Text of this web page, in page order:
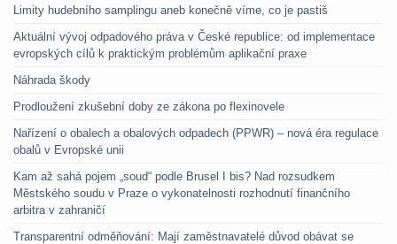
Limity hudebního samplingu aneb konečně víme, co je pastiš
Aktuální vývoj odpadového práva v České republice: od implementace
evropských cílů k praktickým problémům aplikační praxe
Náhrada škody
Prodloužení zkušební doby ze zákona po flexinovele
Nařízení o obalech a obalových odpadech (PPWR) – nová éra regulace
obalů v Evropské unii
Kam až sahá pojem „soud“ podle Brusel I bis? Nad rozsudkem
Městského soudu v Praze o vykonatelnosti rozhodnutí finančního
arbitra v zahraničí
Transparentní odměňování: Mají zaměstnavatelé důvod obávat se